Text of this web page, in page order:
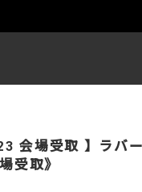
会場受取 】ラ
受取》